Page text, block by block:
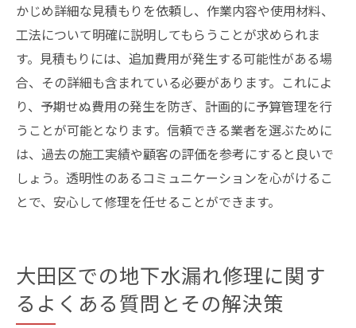
かじめ詳細な見積もりを依頼し、作業内容や使用材料、
工法について明確に説明してもらうことが求められま
す。見積もりには、追加費用が発生する可能性がある場
合、その詳細も含まれている必要があります。これによ
り、予期せぬ費用の発生を防ぎ、計画的に予算管理を行
うことが可能となります。信頼できる業者を選ぶために
は、過去の施工実績や顧客の評価を参考にすると良いで
しょう。透明性のあるコミュニケーションを心がけるこ
とで、安心して修理を任せることができます。
大田区での地下水漏れ修理に関す
るよくある質問とその解決策